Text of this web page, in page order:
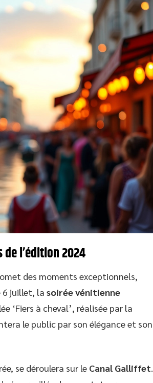
l’édition 2024
des moments exceptionnels,
6 juillet, la soirée vénitienne
‘Fiers à cheval’, réalisée par la
le public par son élégance et son
se déroulera sur le Canal Galliffet.